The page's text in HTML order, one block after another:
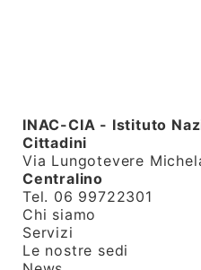
INAC-CIA - Istituto
Cittadini
Via Lungotevere
Centralino
Tel. 06 99722301
Chi siamo
Servizi
Le nostre sedi